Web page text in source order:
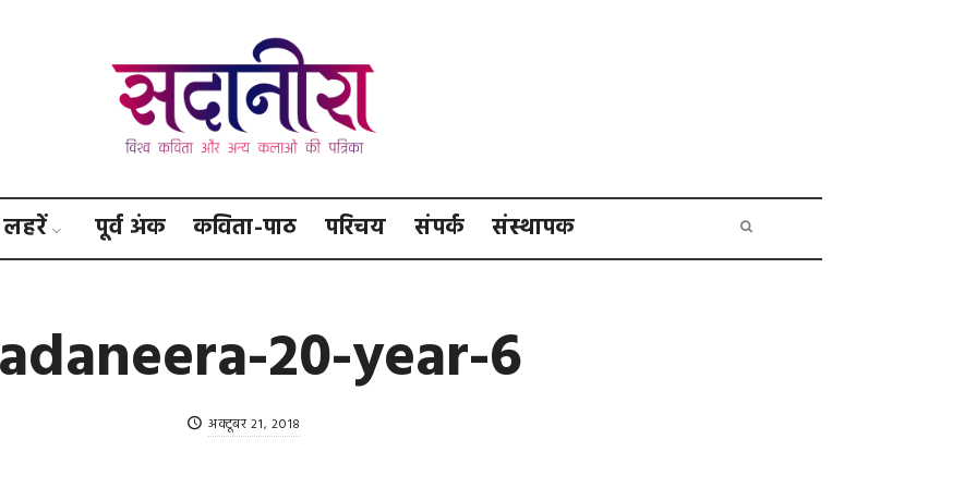
लहरें पूर्व अंक कविता-पाठ परिचय संपर्क संस्थापक
20-year-6
अक्टूबर 21, 2018